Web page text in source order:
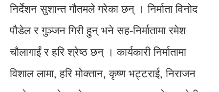
निर्देशन सुशान्त गौतमले गरेका छन् । निर्माता विनोद
पौडेल र गुञ्जन गिरी हुन् भने सह-निर्मातामा रमेश
चौलागाईं र हरि श्रेष्ठ छन् । कार्यकारी निर्मातामा
विशाल लामा, हरि मोक्तान, कृष्ण भट्टराई, निराजन